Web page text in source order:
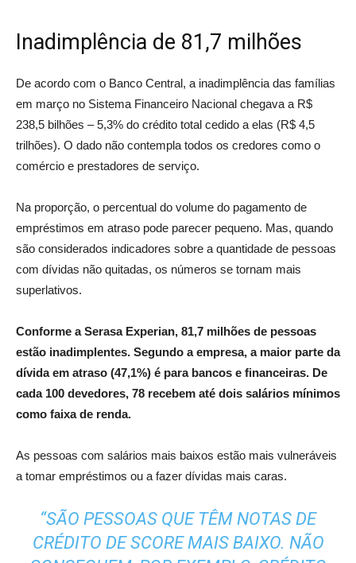
Inadimplência de 81,7 milhões
De acordo com o Banco Central, a inadimplência das famílias
em março no Sistema Financeiro Nacional chegava a R$
238,5 bilhões – 5,3% do crédito total cedido a elas (R$ 4,5
trilhões). O dado não contempla todos os credores como o
comércio e prestadores de serviço.
Na proporção, o percentual do volume do pagamento de
empréstimos em atraso pode parecer pequeno. Mas, quando
são considerados indicadores sobre a quantidade de pessoas
com dívidas não quitadas, os números se tornam mais
superlativos.
Conforme a Serasa Experian, 81,7 milhões de pessoas
estão inadimplentes. Segundo a empresa, a maior parte da
dívida em atraso (47,1%) é para bancos e financeiras. De
cada 100 devedores, 78 recebem até dois salários mínimos
como faixa de renda.
As pessoas com salários mais baixos estão mais vulneráveis
a tomar empréstimos ou a fazer dívidas mais caras.
“SÃO PESSOAS QUE TÊM NOTAS DE
CRÉDITO DESCOREMAIS BAIXO. NÃO